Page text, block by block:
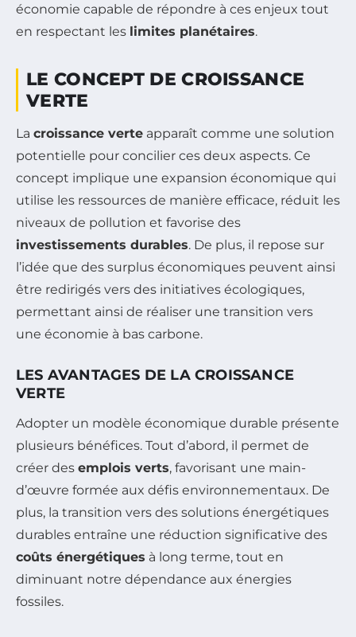
économie capable de répondre à ces enjeux tout
en respectant les limites planétaires.
LE CONCEPT DE CROISSANCE
VERTE
La croissance verte apparaît comme une solution
potentielle pour concilier ces deux aspects. Ce
concept implique une expansion économique qui
utilise les ressources de manière efficace, réduit les
niveaux de pollution et favorise des
investissements durables. De plus, il repose sur
l’idée que des surplus économiques peuvent ainsi
être redirigés vers des initiatives écologiques,
permettant ainsi de réaliser une transition vers
une économie à bas carbone.
LES AVANTAGES DE LA CROISSANCE
VERTE
Adopter un modèle économique durable présente
plusieurs bénéfices. Tout d’abord, il permet de
créer des emplois verts, favorisant une main-
d’œuvre formée aux défis environnementaux. De
plus, la transition vers des solutions énergétiques
durables entraîne une réduction significative des
coûts énergétiques à long terme, tout en
diminuant notre dépendance aux énergies
fossiles.